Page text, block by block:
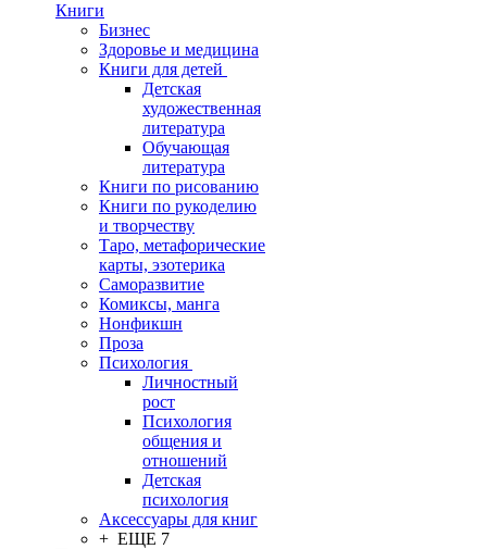
Книги
Бизнес
Здоровье и медицина
Книги для детей
Детская
художественная
литература
Обучающая
литература
Книги по рисованию
Книги по рукоделию
и творчеству
Таро, метафорические
карты, эзотерика
Саморазвитие
Комиксы, манга
Нонфикшн
Проза
Психология
Личностный
рост
Психология
общения и
отношений
Детская
психология
Аксессуары для книг
+ ЕЩЕ 7